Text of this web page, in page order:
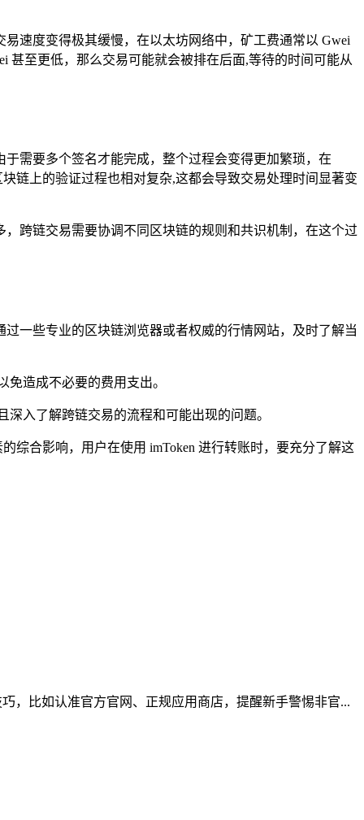
速度变得极其缓慢，在以太坊网络中，矿工费通常以 Gwei
甚至更低，那么交易可能就会被排在后面,等待的时间可能从
需要多个签名才能完成，整个过程会变得更加繁琐，在
链上的验证过程也相对复杂,这都会导致交易处理时间显著变
跨链交易需要协调不同区块链的规则和共识机制，在这个过
一些专业的区块链浏览器或者权威的行情网站，及时了解当
造成不必要的费用支出。
入了解跨链交易的流程和可能出现的问题。
综合影响，用户在使用 imToken 进行转账时，要充分了解这
，比如认准官方官网、正规应用商店，提醒新手警惕非官...